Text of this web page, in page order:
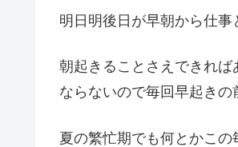
明日明後日が早朝から仕事
朝起きることさえできれ
ならないので毎回早起きの
夏の繁忙期でも何とかこ